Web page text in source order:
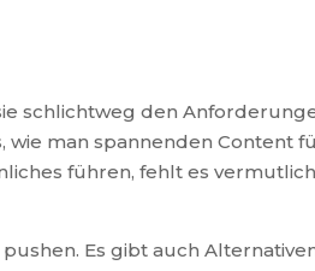
schlichtweg den
man spannenden Content
führen, fehlt es
Es gibt auch